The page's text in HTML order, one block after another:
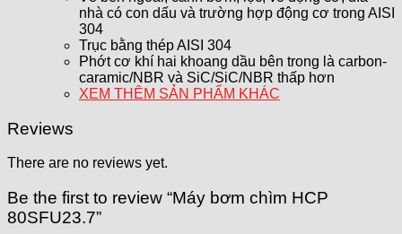
nhà có con dấu và trường hợp động cơ trong AISI
304
Trục bằng thép AISI 304
Phớt cơ khí hai khoang dầu bên trong là carbon-
caramic/NBR và SiC/SiC/NBR thấp hơn
XEM THÊM SẢN PHẨM KHÁC
Reviews
There are no reviews yet.
Be the first to review “Máy bơm chìm HCP
80SFU23.7”